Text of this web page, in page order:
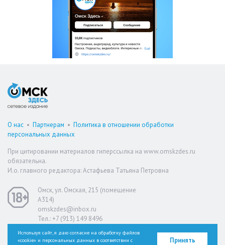
О нас • Партнерам • Политика в отношении обработки
персональных данных
При цитировании материалов гиперссылка на www.omskzdes.ru
обязательна.
И.о. главного редактора: Астафьева Татьяна Петровна
Омск, ул. Омская, 215 (помещение
А314)
omskzdes@inbox.ru
Тел.: +7 (913) 149 8496
Используя сайт, я даю согласие на обработку файлов
«cookie» и персональных данных в соответствии с
Принять